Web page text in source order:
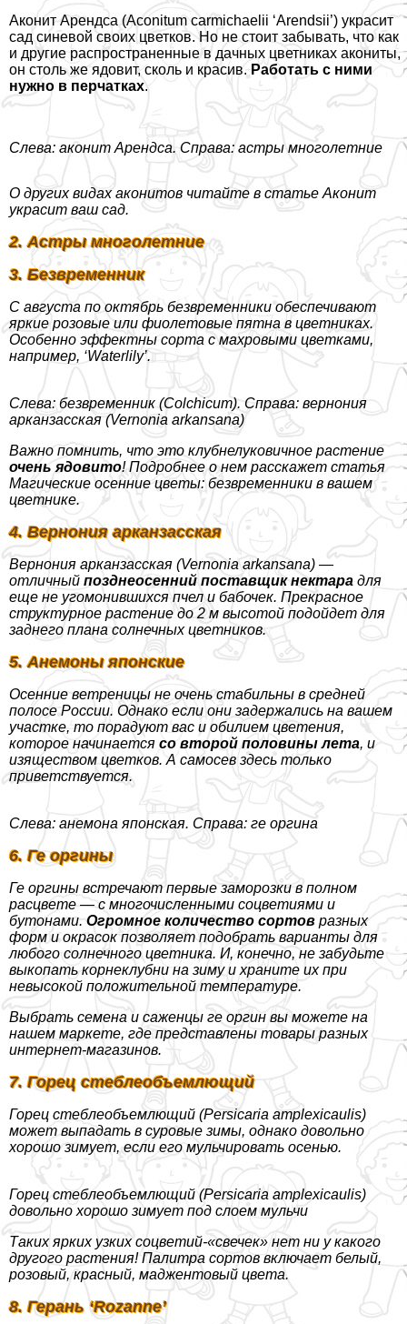
Аконит Арендса (Aconitum carmichaelii ‘Arendsii’) украсит
сад синевой своих цветков. Но не стоит забывать, что как
и другие распространенные в дачных цветниках акониты,
он столь же ядовит, сколь и красив. Работать с ними
нужно в перчатках.
Слева: аконит Арендса. Справа: астры многолетние
О других видах аконитов читайте в статье Аконит
украсит ваш сад.
2. Астры многолетние
3. Безвременник
С августа по октябрь безвременники обеспечивают
яркие розовые или фиолетовые пятна в цветниках.
Особенно эффектны сорта с махровыми цветками,
например, ‘Waterlily’.
Слева: безвременник (Colchicum). Справа: вернония
арканзасская (Vernonia arkansana)
Важно помнить, что это клубнелуковичное растение
очень ядовито! Подробнее о нем расскажет статья
Магические осенние цветы: безвременники в вашем
цветнике.
4. Вернония арканзасская
Вернония арканзасская (Vernonia arkansana) —
отличный позднеосенний поставщик нектара для
еще не угомонившихся пчел и бабочек. Прекрасное
структурное растение до 2 м высотой подойдет для
заднего плана солнечных цветников.
5. Анемоны японские
Осенние ветреницы не очень стабильны в средней
полосе России. Однако если они задержались на вашем
участке, то порадуют вас и обилием цветения,
которое начинается со второй половины лета, и
изяществом цветков. А самосев здесь только
приветствуется.
Слева: анемона японская. Справа: ге opгина
6. Ге opгины
Ге opгины встречают первые заморозки в полном
расцвете — с многочисленными соцветиями и
бутонами.Огромное количество сортов разных
форм и окрасок позволяет подобрать варианты для
любого солнечного цветника. И, конечно, не забудьте
выкопать корнеклубни на зиму и храните их при
невысокой положительной температуре.
Выбрать семена и саженцы ге opгин вы можете на
нашем маркете, где представлены товары разных
интернет-магазинов.
7. Горец стeблеобъемлющий
Горец стeблеобъемлющий (Persicaria amplexicaulis)
может выпадать в суровые зимы, однако довольно
хорошо зимует, если его мульчировать осенью.
Горец стeблеобъемлющий (Persicaria amplexicaulis)
довольно хорошо зимует под слоем мульчи
Таких ярких узких соцветий-«свечек» нет ни у какого
другого растения! Палитра сортов включает белый,
розовый, красный, маджентовый цвета.
8. Герань ‘Rozanne’